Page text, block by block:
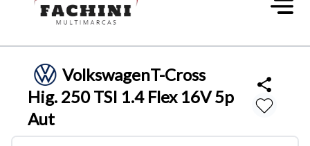
VolkswagenT-Cross
Hig. 250 TSI 1.4 Flex 16V 5p
Aut